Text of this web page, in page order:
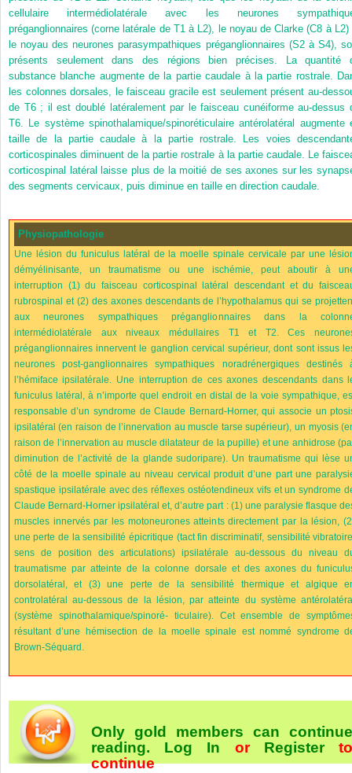
cellulaire intermédiolatérale avec les neurones
préganglionnaires (corne latérale de T1 à L2), le noyau de Clarke (C8 à L2)
le noyau des neurones parasympathiques préganglionnaires (S2 à S4),
présents seulement dans des régions bien précises. La quantité
substance blanche augmente de la partie caudale à la partie rostrale.
les colonnes dorsales, le faisceau gracile est seulement présent au-
de T6 ; il est doublé latéralement par le faisceau cunéiforme au-dessus
T6. Le système spinothalamique/spinoréticulaire antérolatéral augmente
taille de la partie caudale à la partie rostrale. Les voies
corticospinales diminuent de la partie rostrale à la partie caudale. Le
corticospinal latéral laisse plus de la moitié de ses axones sur les
des segments cervicaux, puis diminue en taille en direction caudale.
Physiopathologie
Une lésion du funiculus latéral de la moelle spinale cervicale par une
démyélinisante, un traumatisme ou une ischémie, peut aboutir à
interruption (1) du faisceau corticospinal latéral descendant et du
rubrospinal et (2) des axones descendants de l’hypothalamus qui se
aux neurones sympathiques préganglionnaires dans la
intermédiolatérale aux niveaux médullaires T1 et T2. Ces
préganglionnaires innervent le ganglion cervical supérieur, dont sont issus
neurones post-ganglionnaires sympathiques noradrénergiques destinés
l’hémiface ipsilatérale. Une interruption de ces axones descendants dans
funiculus latéral, à n’importe quel endroit en distal de la voie sympathique,
responsable d’un syndrome de Claude Bernard-Horner, qui associe un
ipsilatéral (en raison de l’innervation au muscle tarse supérieur), un myosis
raison de l’innervation au muscle dilatateur de la pupille) et une anhidrose
diminution de l’activité de la glande sudoripare). Un traumatisme qui lèse
côté de la moelle spinale au niveau cervical produit d’une part une
spastique ipsilatérale avec des réflexes ostéotendineux vifs et un syndrome
Claude Bernard-Horner ipsilatéral et, d’autre part : (1) une paralysie flasque
muscles innervés par les motoneurones atteints directement par la lésion,
une perte de la sensibilité épicritique (tact fin discriminatif, sensibilité
sens de position des articulations) ipsilatérale au-dessous du niveau
traumatisme par atteinte de la colonne dorsale et des axones du
dorsolatéral, et (3) une perte de la sensibilité thermique et algique
controlatéral au-dessous de la lésion, par atteinte du système
(système spinothalamique/spinoré- ticulaire). Cet ensemble de
résultant d’une hémisection de la moelle spinale est nommé syndrome
Brown-Séquard.
Only gold members can continue
reading. Log In orRegister
continue